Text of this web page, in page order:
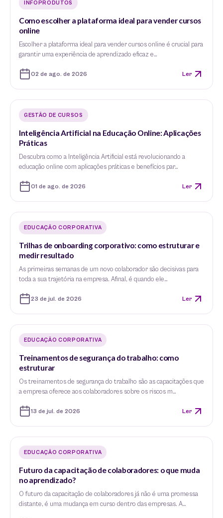
INFOPRODUTOS
Como escolher a plataforma ideal para vender cursos
online
Escolher a plataforma ideal para vender cursos online é crucial para
garantir uma experiência de aprendizado eficaz e…
02 de ago. de 2026 Ler
GESTÃO DE CURSOS
Inteligência Artificial na Educação Online: Aplicações
Práticas
Descubra como a Inteligência Artificial está revolucionando a
educação online com aplicações práticas e benefícios par…
01 de ago. de 2026 Ler
EDUCAÇÃO CORPORATIVA
Trilhas de onboarding corporativo: como estruturar e
medir resultado
As primeiras semanas de um novo colaborador são decisivas para
toda a sua trajetória na empresa. Afinal, é quando ele…
23 de jul. de 2026 Ler
EDUCAÇÃO CORPORATIVA
Treinamentos de segurança do trabalho: como
estruturar
Os treinamentos de segurança do trabalho são as capacitações que
a empresa oferece aos colaboradores sobre os riscos m…
13 de jul. de 2026 Ler
EDUCAÇÃO CORPORATIVA
Futuro da capacitação de colaboradores: o que muda
no aprendizado?
O futuro da capacitação de colaboradores já não é uma promessa
distante, é uma mudança em curso dentro das empresas. A…